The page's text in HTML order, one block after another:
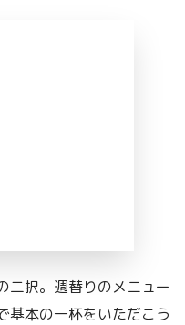
二択。週替りのメニュー
基本の一杯をいただこう